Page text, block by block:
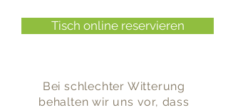
Bei schlechter Witterung
behalten wir uns vor, dass
Tisch online reservieren